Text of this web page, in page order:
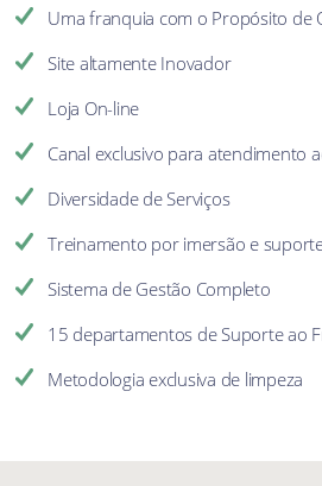
Uma franquia com o Propósito de
Site altamente Inovador
Loja On-line
Canal exclusivo para atendimento
Diversidade de Serviços
Treinamento por imersão e
Sistema de Gestão Completo
15 departamentos de Suporte ao
Metodologia exclusiva de limpeza